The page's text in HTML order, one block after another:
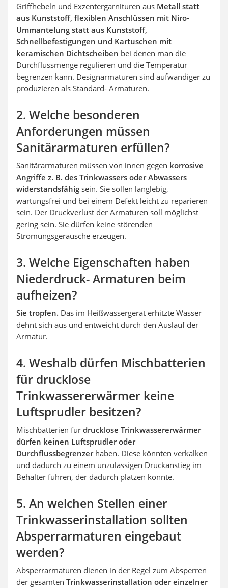
Griffhebeln und Exzentergarnituren aus Metall statt
aus Kunststoff, flexiblen Anschlüssen mit Niro-
Ummantelung statt aus Kunststoff,
Schnellbefestigungen und Kartuschen mit
keramischen Dichtscheiben bei denen man die
Durchflussmenge regulieren und die Temperatur
begrenzen kann. Designarmaturen sind aufwändiger zu
produzieren als Standard- Armaturen.
2. Welche besonderen
Anforderungen müssen
Sanitärarmaturen erfüllen?
Sanitärarmaturen müssen von innen gegen korrosive
Angriffe z. B. des Trinkwassers oder Abwassers
widerstandsfähig sein. Sie sollen langlebig,
wartungsfrei und bei einem Defekt leicht zu reparieren
sein. Der Druckverlust der Armaturen soll möglichst
gering sein. Sie dürfen keine störenden
Strömungsgeräusche erzeugen.
3. Welche Eigenschaften haben
Niederdruck- Armaturen beim
aufheizen?
Sie tropfen. Das im Heißwassergerät erhitzte Wasser
dehnt sich aus und entweicht durch den Auslauf der
Armatur.
4. Weshalb dürfen Mischbatterien
für drucklose
Trinkwassererwärmer keine
Luftsprudler besitzen?
Mischbatterien für drucklose Trinkwassererwärmer
dürfen keinen Luftsprudler oder
Durchflussbegrenzerhaben. Diese könnten verkalken
und dadurch zu einem unzulässigen Druckanstieg im
Behälter führen, der dadurch platzen könnte.
5. An welchen Stellen einer
Trinkwasserinstallation sollten
Absperrarmaturen eingebaut
werden?
Absperrarmaturen dienen in der Regel zum Absperren
der gesamten Trinkwasserinstallation oder einzelner